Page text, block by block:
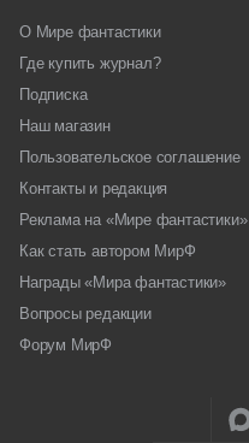
О Мире фантастики
Где купить журнал?
Подписка
Наш магазин
Пользовательское соглашение
Контакты и редакция
Реклама на «Мире фантастики»
Как стать автором МирФ
Награды «Мира фантастики»
Вопросы редакции
Форум МирФ